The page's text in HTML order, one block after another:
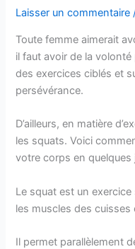
Laisser un commentaire
Toute femme aimerait
il faut avoir de la
des exercices ciblés et
persévérance.
D’ailleurs, en matière
les squats. Voici
votre corps en quelques
Le squat est un
les muscles des cuisses
Il permet parallèlement